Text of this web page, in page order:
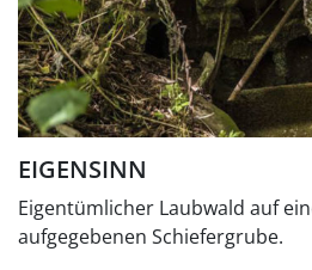
EIGENSINN
Eigentümlicher Laubwald auf
aufgegebenen Schiefergrube.